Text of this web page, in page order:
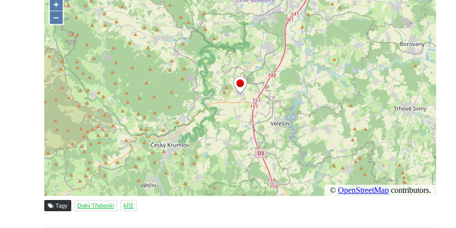
Podluží
Kříž u domu čp. 155 v Chřibské
Údajný kříž u domu čp. 283 ve Chřibské
Kříž jižně od Bukolu
Kříž na návsi v Bukolu
Centrální kříž hřbitova v Hrobčicích
Kříž u silnice z Chouče do Mirošovic
Centrální kříž hřbitova v Chouči
Kříž na rozcestí v Záluží
Kříž v ulici V Zátiší v Dobříni
Boží muka u domu čp. 392 na rohu ulic Na
Hradčanech a Palackého v Roudnici nad
Labem
Kříž v centru Liběšic
Tagy Dolní Třebonín kříž